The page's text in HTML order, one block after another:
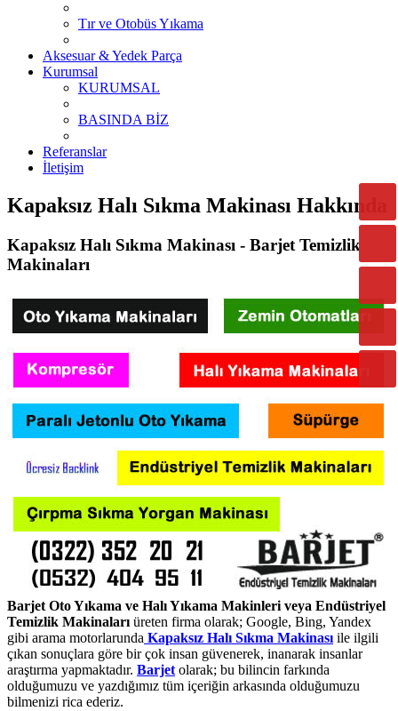
Tır ve Otobüs Yıkama
Aksesuar & Yedek Parça
Kurumsal
KURUMSAL
BASINDA BİZ
Referanslar
İletişim
Kapaksız Halı Sıkma Makinası Hakkında
Kapaksız Halı Sıkma Makinası - Barjet Temizlik
Makinaları
Barjet Oto Yıkama ve Halı Yıkama Makinleri veya Endüstriyel
Temizlik Makinalarıüreten firma olarak; Google, Bing, Yandex
gibi arama motorlarunda Kapaksız Halı Sıkma Makinasıile ilgili
çıkan sonuçlara göre bir çok insan güvenerek, inanarak insanlar
araştırma yapmaktadır. Barjetolarak; bu bilincin farkında
olduğumuzu ve yazdığımız tüm içeriğin arkasında olduğumuzu
bilmenizi rica ederiz.